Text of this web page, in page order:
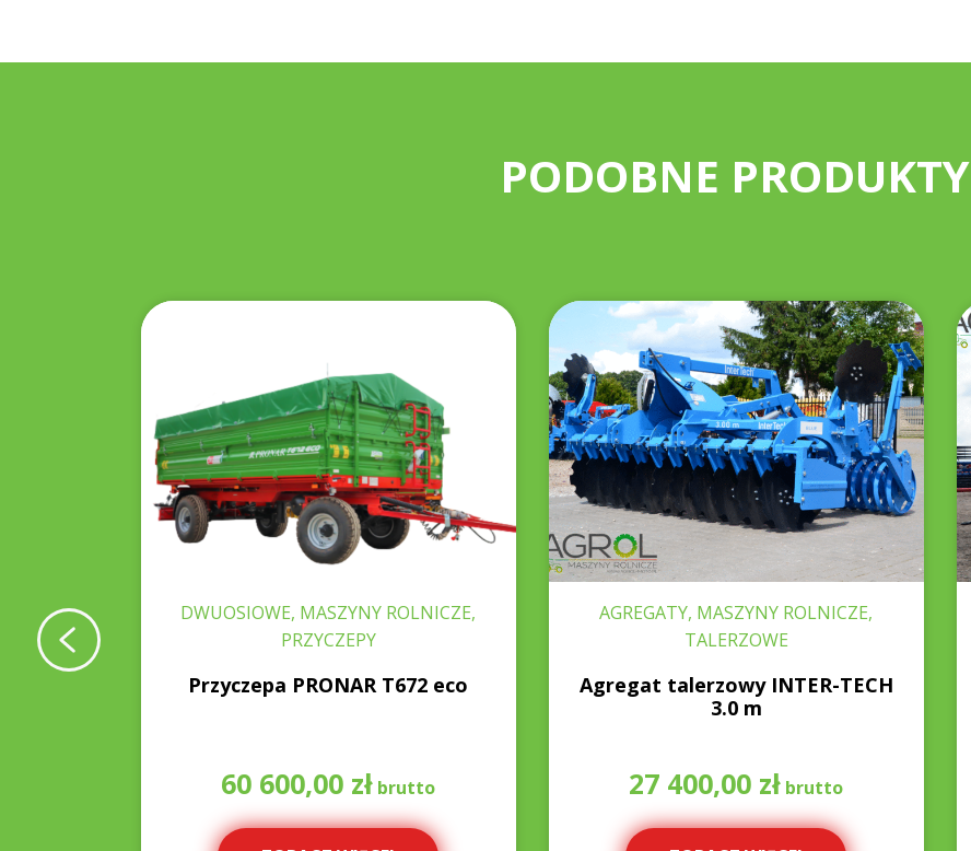
PODOBNE PRODUKTY
DWUOSIOWE, MASZYNY ROLNICZE,
PRZYCZEPY
Przyczepa PRONAR T672 eco
60 600,00 zł
AGREGATY, MASZYNY ROLNICZE,
TALERZOWE
Agregat talerzowy INTER-TECH
3.0 m
27 400,00 zł